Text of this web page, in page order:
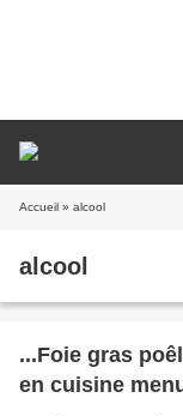
Accueil » alcool
alcool
...Foie gras
en cuisine